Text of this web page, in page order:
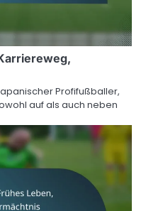
Profifußballer,
auf als auch neben